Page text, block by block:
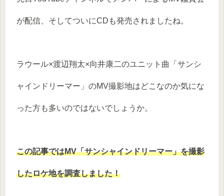
が配信、そしてついにCDも発売されましたね。
ラウール×渡辺翔太×向井康二のユニット曲「サンシ
ャインドリーマー」のMV撮影地はどこなのか気にな
った方も多いのではないでしょうか。
この記事ではMV「サンシャインドリーマー」を撮影
したロケ地を調査しました！